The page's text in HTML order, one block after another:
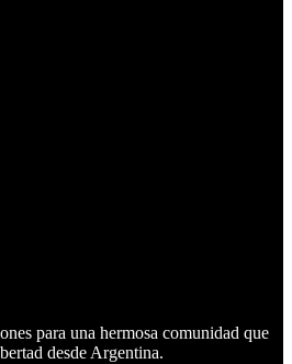
para una hermosa comunidad que
desde Argentina.